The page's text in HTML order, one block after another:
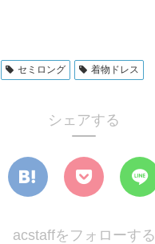
セミロング 着物ドレス
シェアする
acstaffをフォローする